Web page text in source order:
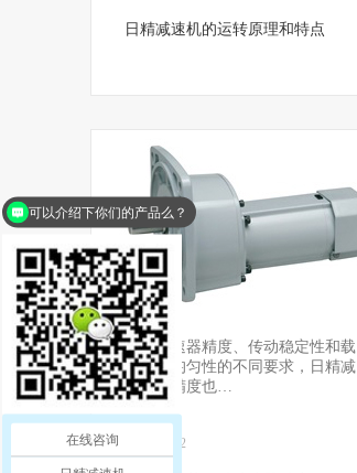
日精减速机的运转原理和特点
日精减速器精度、传动稳定性和载
荷分布均匀性的不同要求，日精减
速器的精度也…
2018-10-22
在线咨询
可以介绍下你们的产品么？